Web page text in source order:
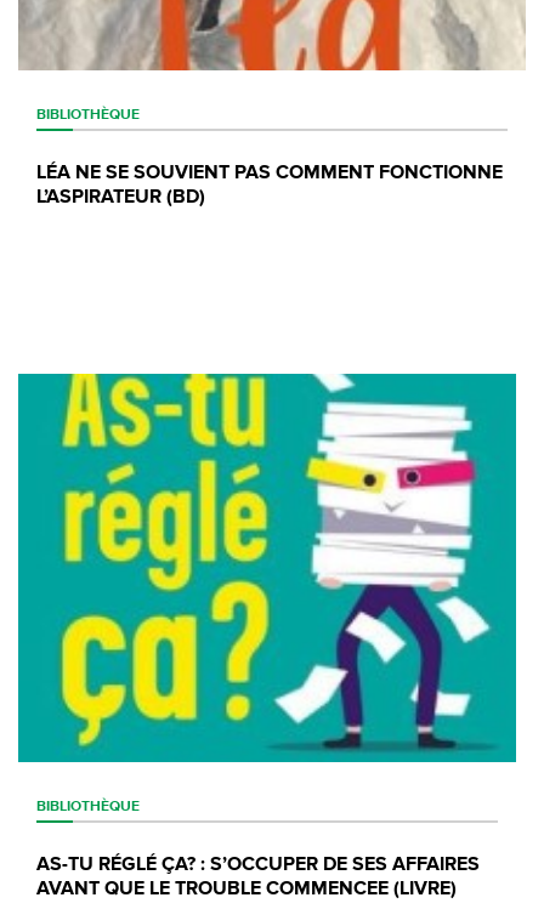
BIBLIOTHÈQUE
LÉA NE SE SOUVIENT PAS COMMENT FONCTIONNE
L’ASPIRATEUR (BD)
BIBLIOTHÈQUE
AS-TU RÉGLÉ ÇA? : S’OCCUPER DE SES AFFAIRES
AVANT QUE LE TROUBLE COMMENCEE (LIVRE)